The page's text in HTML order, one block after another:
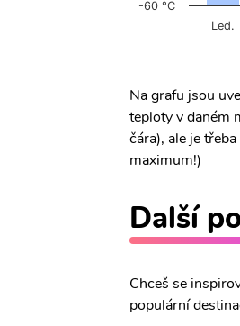
Led.
-60 °C
Na grafu jsou
teploty v daném
čára), ale je
maximum!)
Další
Chceš se
populární